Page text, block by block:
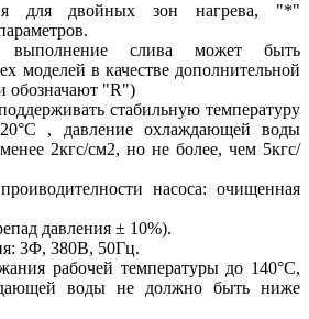
для двойных зон нагрева, "*"
выполнение слива может быть
моделей в качестве дополнительной
обозначают "R")
стабильную температуру
, давление охлаждающей воды
2кгс/см2, но не более, чем 5кгс/
насоса: очищенная
давления ± 10%).
3Φ, 380В, 50Гц.
рабочей температуры до 140°C,
воды не должно быть ниже